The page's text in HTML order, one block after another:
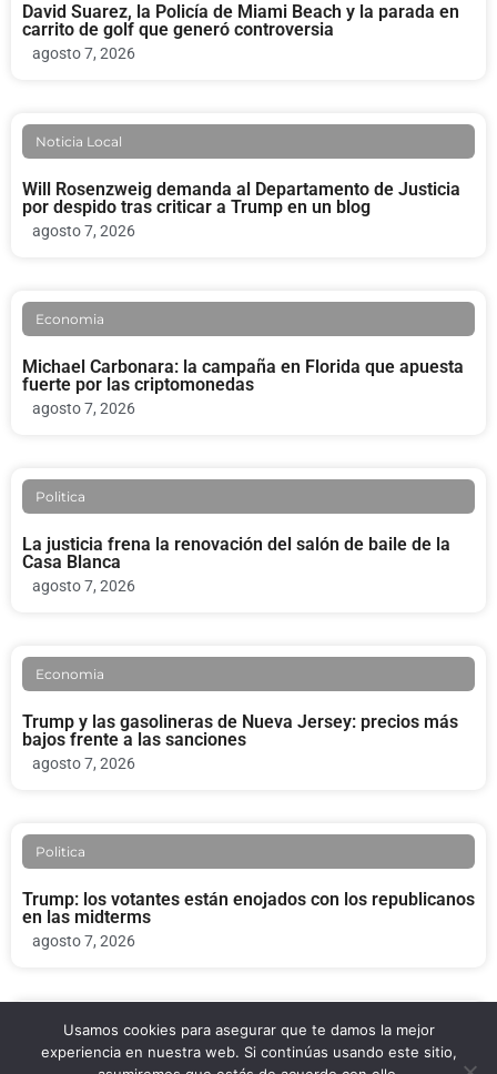
David Suarez, la Policía de Miami Beach y la parada en
carrito de golf que generó controversia
agosto 7, 2026
Noticia Local
Will Rosenzweig demanda al Departamento de Justicia
por despido tras criticar a Trump en un blog
agosto 7, 2026
Economia
Michael Carbonara: la campaña en Florida que apuesta
fuerte por las criptomonedas
agosto 7, 2026
Politica
La justicia frena la renovación del salón de baile de la
Casa Blanca
agosto 7, 2026
Economia
Trump y las gasolineras de Nueva Jersey: precios más
bajos frente a las sanciones
agosto 7, 2026
Politica
Trump: los votantes están enojados con los republicanos
en las midterms
agosto 7, 2026
PoliticaUsamos cookies para asegurar que te damos la mejor
experiencia en nuestra web. Si continúas usando este sitio,